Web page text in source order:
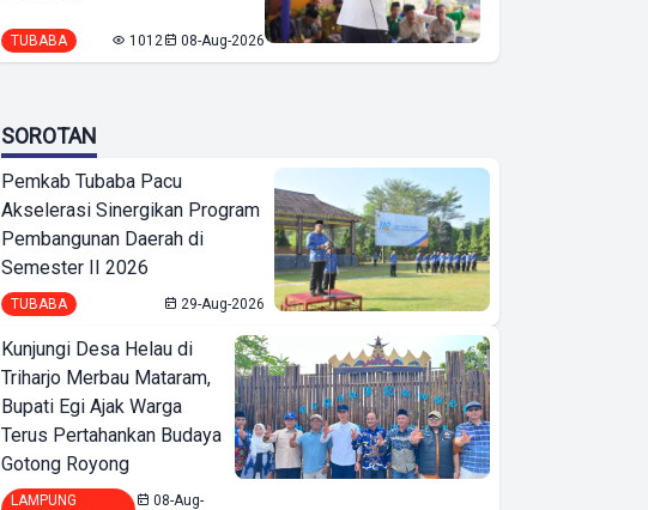
TUBABA 1012 08-Aug-2026
SOROTAN
Pemkab Tubaba Pacu
Akselerasi Sinergikan Program
Pembangunan Daerah di
Semester II 2026
TUBABA 29-Aug-2026
Kunjungi Desa Helau di
Triharjo Merbau Mataram,
Bupati Egi Ajak Warga
Terus Pertahankan Budaya
Gotong Royong
LAMPUNG
08-Aug-